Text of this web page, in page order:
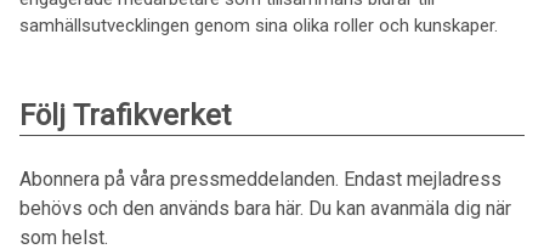
samhällsutvecklingen genom sina olika roller och kunskaper.
Följ Trafikverket
Abonnera på våra pressmeddelanden. Endast mejladress
behövs och den används bara här. Du kan avanmäla dig när
som helst.